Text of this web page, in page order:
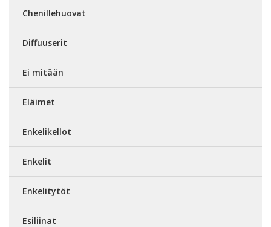
Chenillehuovat
Diffuuserit
Ei mitään
Eläimet
Enkelikellot
Enkelit
Enkelitytöt
Esiliinat